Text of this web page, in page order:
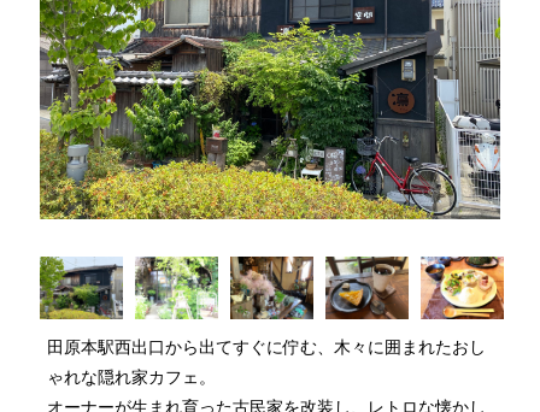
⽥原本駅⻄出⼝から出てすぐに佇む、⽊々に囲まれたおし
ゃれな隠れ家カフェ。
オーナーが⽣まれ育った古⺠家を改装し、レトロな懐かし